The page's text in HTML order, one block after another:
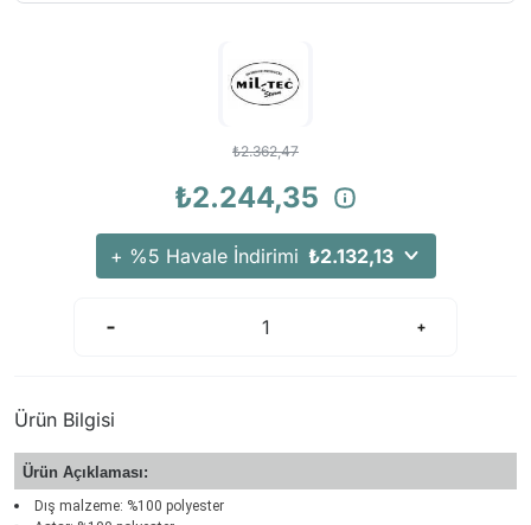
₺2.362,47
₺2.244,35
+ %5 Havale İndirimi ₺2.132,13
Ürün Bilgisi
Ürün Açıklaması:
Dış malzeme: %100 polyester